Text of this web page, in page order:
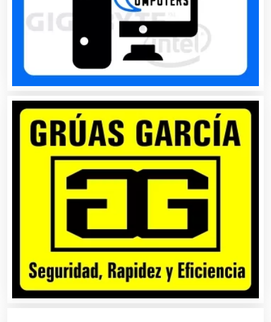
Asociaciones Empresariales
Audio, Sonido e Iluminación
Audios para Eventos
Autobuses
Automatización
Automóviles Nuevos y Usados
Autopartes Eléctricas